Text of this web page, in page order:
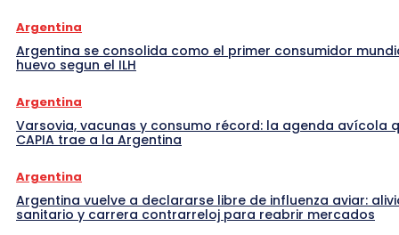
Argentina
Argentina se consolida como el primer consumidor
huevo segun el ILH
Argentina
Varsovia, vacunas y consumo récord: la agenda avícola
CAPIA trae a la Argentina
Argentina
Argentina vuelve a declararse libre de influenza aviar:
sanitario y carrera contrarreloj para reabrir mercados